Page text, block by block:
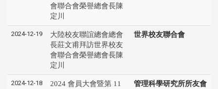
會聯合會榮譽總會長陳
定川
2024-12-19
大陸校友聯誼總會總會
長莊文甫拜訪世界校友
會聯合會榮譽總會長陳
定川
世界校友聯合會
2024-12-18
2024 會員大會暨第 11
管理科學研究所所友會